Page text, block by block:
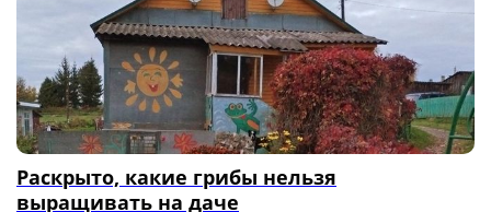
Раскрыто, какие грибы нельзя
выращивать на даче